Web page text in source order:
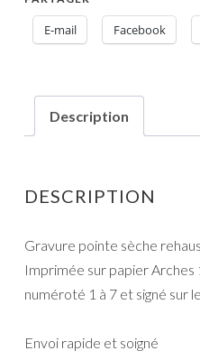
E-mail Facebook
Description
DESCRIPTION
Gravure pointe sèche
Imprimée sur papier Arches
numéroté 1 à 7 et signé sur
Envoi rapide et soigné